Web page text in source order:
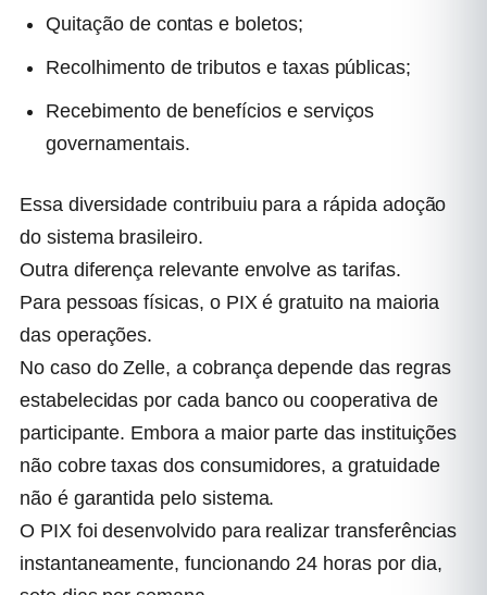
Quitação de contas e boletos;
Recolhimento de tributos e taxas públicas;
Recebimento de benefícios e serviços
governamentais.
Essa diversidade contribuiu para a rápida adoção
do sistema brasileiro.
Outra diferença relevante envolve as tarifas.
Para pessoas físicas, o PIX é gratuito na maioria
das operações.
No caso do Zelle, a cobrança depende das regras
estabelecidas por cada banco ou cooperativa de
participante. Embora a maior parte das instituições
não cobre taxas dos consumidores, a gratuidade
não é garantida pelo sistema.
O PIX foi desenvolvido para realizar transferências
instantaneamente, funcionando 24 horas por dia,